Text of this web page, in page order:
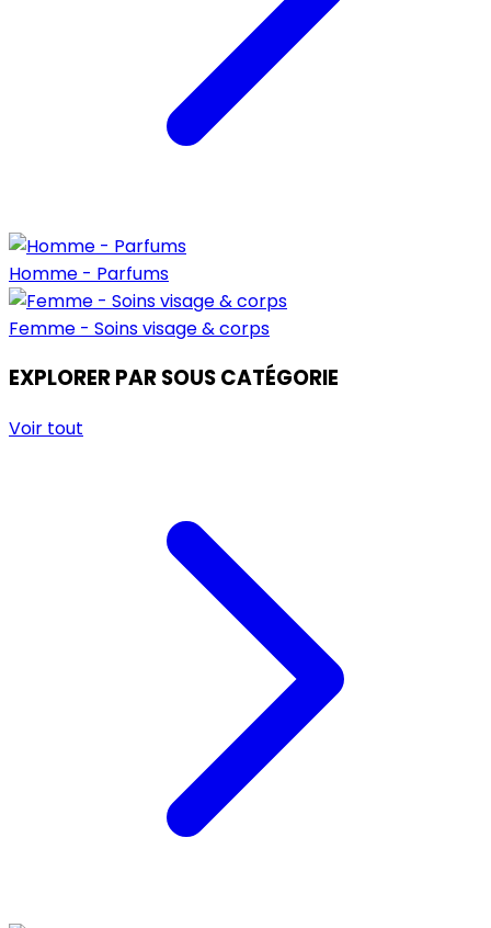
Homme - Parfums
Femme - Soins visage & corps
EXPLORER PAR SOUS CATÉGORIE
Voir tout